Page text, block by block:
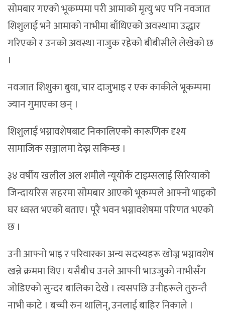
सोमबार गएको भूकम्पमा परी आमाको मृत्यु भए पनि नवजात
शिशुलाई भने आमाको नाभीमा बाँधिएको अवस्थामा उद्धार
गरिएको र उनको अवस्था नाजुक रहेको बीबीसीले लेखेको छ
।
नवजात शिशुका बुवा, चार दाजुभाइ र एक काकीले भूकम्पमा
ज्यान गुमाएका छन् ।
शिशुलाई भग्नावशेषबाट निकालिएको कारूणिक दृश्य
सामाजिक सञ्जालमा देख्न सकिन्छ ।
३४ वर्षीय खलील अल शमीले न्यूयोर्क टाइम्सलाई सिरियाको
जिन्दायरिस सहरमा सोमबार आएको भूकम्पले आफ्नो भाइको
घर ध्वस्त भएको बताए। पूरै भवन भग्नावशेषमा परिणत भएको
छ ।
उनी आफ्नो भाइ र परिवारका अन्य सदस्यहरू खोज्न भग्नावशेष
खन्ने क्रममा थिए। यसैबीच उनले आफ्नी भाउजुको नाभीसँग
जोडिएको सुन्दर बालिका देखे । त्यसपछि उनीहरूले तुरुन्तै
नाभी काटे । बच्ची रुन थालिन्, उनलाई बाहिर निकाले ।